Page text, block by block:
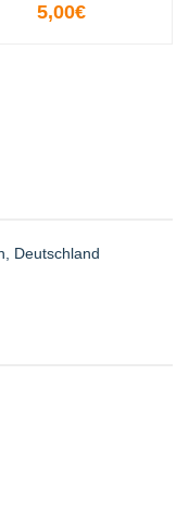
5,00€
Deutschland